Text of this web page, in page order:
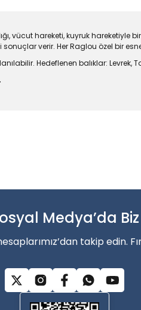
vücut hareketi, kuyruk hareketiyle
verir. Her Raglou özel bir
Hedeflenen balıklar: Levrek,
daha pahalı.
olmalı.
BaşlaMedya’da Biz
takip edin.